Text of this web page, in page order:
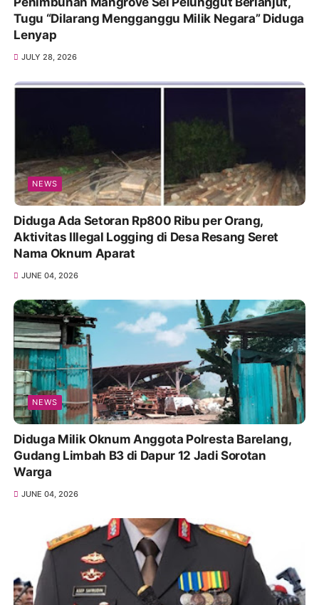
Tugu “Dilarang Mengganggu Milik Negara” Diduga
Lenyap
JULY 28, 2026
NEWS
Diduga Ada Setoran Rp800 Ribu per Orang,
Aktivitas Illegal Logging di Desa Resang Seret
Nama Oknum Aparat
JUNE 04, 2026
NEWS
Diduga Milik Oknum Anggota Polresta Barelang,
Gudang Limbah B3 di Dapur 12 Jadi Sorotan
Warga
JUNE 04, 2026